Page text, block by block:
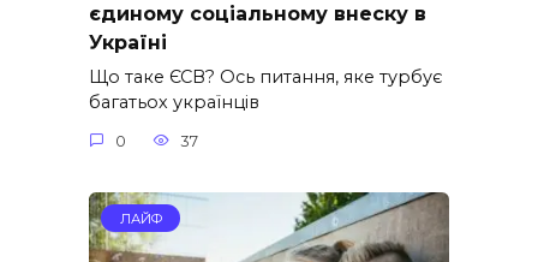
єдиному соціальному внеску в
Україні
Що таке ЄСВ? Ось питання, яке турбує
багатьох українців
0 37
ЛАЙФ